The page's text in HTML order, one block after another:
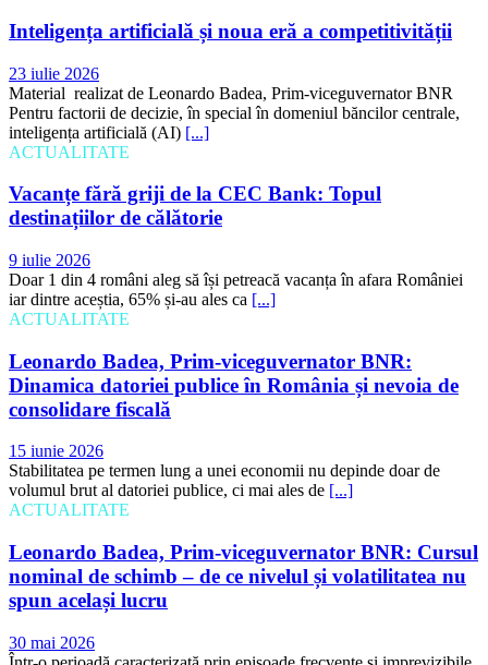
Inteligența artificială și noua eră a competitivității
23 iulie 2026
Material realizat de Leonardo Badea, Prim-viceguvernator BNR
Pentru factorii de decizie, în special în domeniul băncilor centrale,
inteligența artificială (AI) [...]
ACTUALITATE
Vacanțe fără griji de la CEC Bank: Topul
destinațiilor de călătorie
9 iulie 2026
Doar 1 din 4 români aleg să își petreacă vacanța în afara României
iar dintre aceștia, 65% și-au ales ca [...]
ACTUALITATE
Leonardo Badea, Prim-viceguvernator BNR:
Dinamica datoriei publice în România și nevoia de
consolidare fiscală
15 iunie 2026
Stabilitatea pe termen lung a unei economii nu depinde doar de
volumul brut al datoriei publice, ci mai ales de [...]
ACTUALITATE
Leonardo Badea, Prim-viceguvernator BNR: Cursul
nominal de schimb – de ce nivelul și volatilitatea nu
spun același lucru
30 mai 2026